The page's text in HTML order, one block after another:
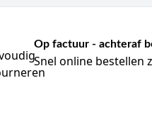
Op factuur - achteraf
Snel online bestellen